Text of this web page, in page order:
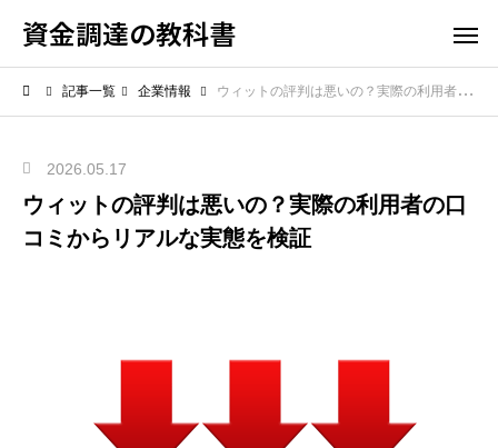
資金調達の教科書
記事一覧 企業情報 ウィットの評判は悪いの？実際の利用者の口コミからリアルな実態を検証
2026.05.17
ウィットの評判は悪いの？実際の利用者の口
コミからリアルな実態を検証